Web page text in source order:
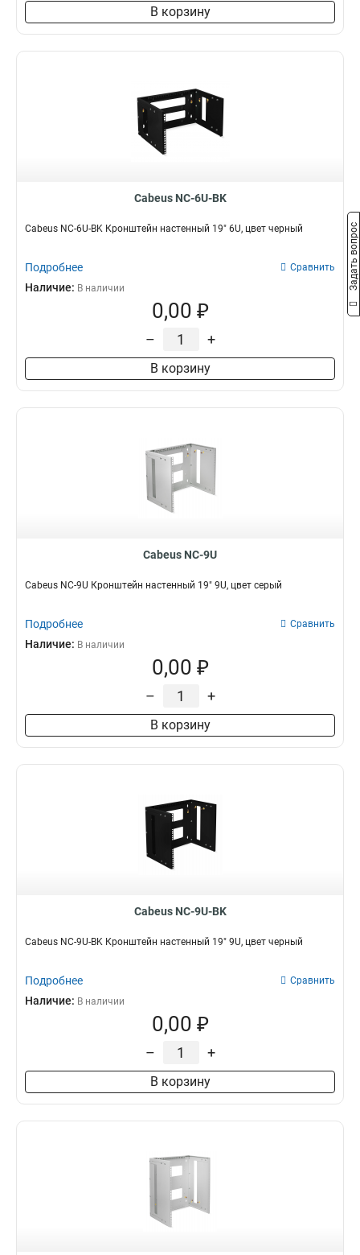
В корзину
Cabeus NC-6U-BK
Cabeus NC-6U-BK Кронштейн настенный 19" 6U, цвет черный
Подробнее Сравнить
Наличие: В наличии
0,00 ₽
– +
В корзину
Cabeus NC-9U
Cabeus NC-9U Кронштейн настенный 19" 9U, цвет серый
Подробнее Сравнить
Наличие: В наличии
0,00 ₽
– +
В корзину
Cabeus NC-9U-BK
Cabeus NC-9U-BK Кронштейн настенный 19" 9U, цвет черный
Подробнее Сравнить
Наличие: В наличии
0,00 ₽
– +
В корзину
Задать вопрос